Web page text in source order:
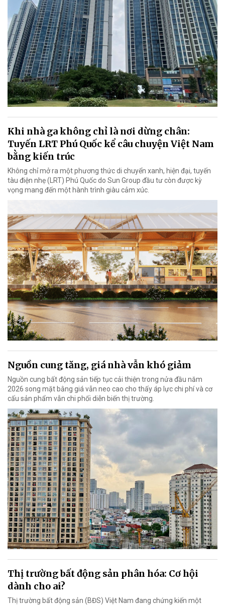
Khi nhà ga không chỉ là nơi dừng chân:
Tuyến LRT Phú Quốc kể câu chuyện Việt Nam
bằng kiến trúc
Không chỉ mở ra một phương thức di chuyển xanh, hiện đại, tuyến
tàu điện nhẹ (LRT) Phú Quốc do Sun Group đầu tư còn được kỳ
vọng mang đến một hành trình giàu cảm xúc.
Nguồn cung tăng, giá nhà vẫn khó giảm
Nguồn cung bất động sản tiếp tục cải thiện trong nửa đầu năm
2026 song mặt bằng giá vẫn neo cao cho thấy áp lực chi phí và cơ
cấu sản phẩm vẫn chi phối diễn biến thị trường.
Thị trường bất động sản phân hóa: Cơ hội
dành cho ai?
Thị trường bất động sản (BĐS) Việt Nam đang chứng kiến một